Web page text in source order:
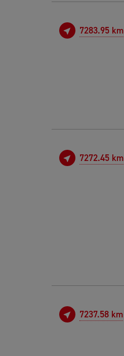
7283.95 km
7272.45 km
7237.58 km